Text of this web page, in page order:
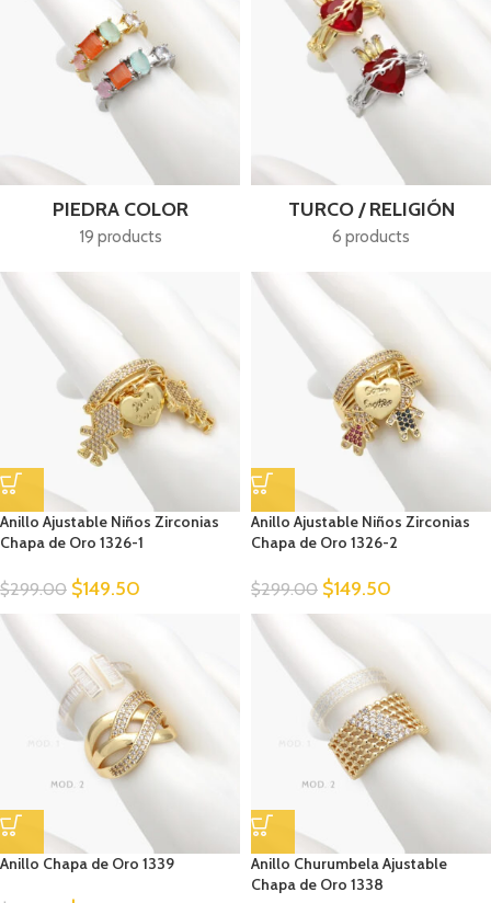
PIEDRA COLOR
19 products
TURCO / RELIGIÓN
6 products
Anillo Ajustable Niños Zirconias
Chapa de Oro 1326-1
$299.00 $149.50
Anillo Ajustable Niños Zirconias
Chapa de Oro 1326-2
$299.00 $149.50
Anillo Chapa de Oro 1339
Anillo Churumbela Ajustable
Chapa de Oro 1338